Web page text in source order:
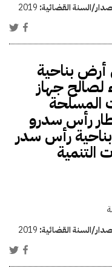
السنة القضائية: 2019
بناحية
جهاز
المسلحة
رأس سدرو
رأس سدر
التنمية
السنة القضائية: 2019